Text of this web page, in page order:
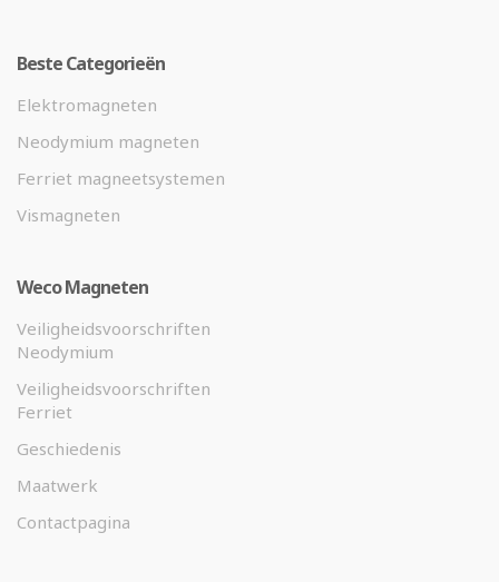
Beste Categorieën
Elektromagneten
Neodymium magneten
Ferriet magneetsystemen
Vismagneten
Weco Magneten
Veiligheidsvoorschriften
Neodymium
Veiligheidsvoorschriften
Ferriet
Geschiedenis
Maatwerk
Contactpagina